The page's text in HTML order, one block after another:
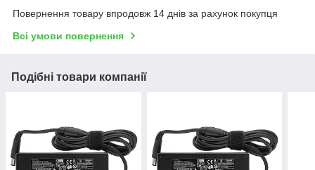
Повернення товару впродовж 14 днів за рахунок покупця
Всі умови повернення
Подібні товари компанії